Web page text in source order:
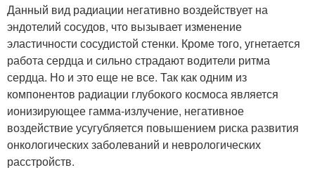
Данный вид радиации негативно воздействует на
эндотелий сосудов, что вызывает изменение
эластичности сосудистой стенки. Кроме того, угнетается
работа сердца и сильно страдают водители ритма
сердца. Но и это еще не все. Так как одним из
компонентов радиации глубокого космоса является
ионизирующее гамма-излучение, негативное
воздействие усугубляется повышением риска развития
онкологических заболеваний и неврологических
расстройств.